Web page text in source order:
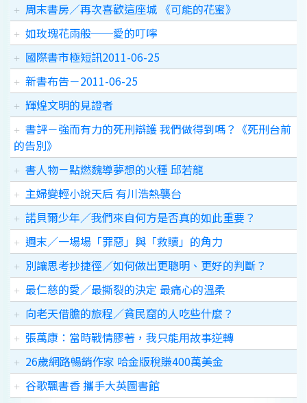
周末書房／再次喜歡這座城 《可能的花蜜》
如玫瑰花雨般──愛的叮嚀
國際書市極短訊2011-06-25
新書布告－2011-06-25
輝煌文明的見證者
書評－強而有力的死刑辯護 我們做得到嗎？《死刑台前
的告別》
書人物－點燃魏導夢想的火種 邱若龍
主婦變輕小說天后 有川浩熱襲台
諾貝爾少年／我們來自何方是否真的如此重要？
週末／一場場「罪惡」與「救贖」的角力
別讓思考抄捷徑／如何做出更聰明、更好的判斷？
最仁慈的愛／最撕裂的決定 最痛心的溫柔
向老天借膽的旅程／貧民窟的人吃些什麼？
張萬康：當時戰情膠著，我只能用故事逆轉
26歲網路暢銷作家 哈金版稅賺400萬美金
谷歌飄書香 攜手大英圖書館